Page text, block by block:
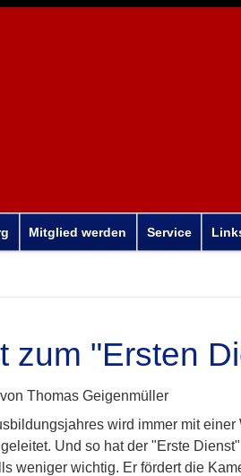
Mitglied werden Service
zum "Ersten
von Thomas Geigenmüller
wird immer mit
Und so hat der "Erste
weniger wichtig. Er fördert die